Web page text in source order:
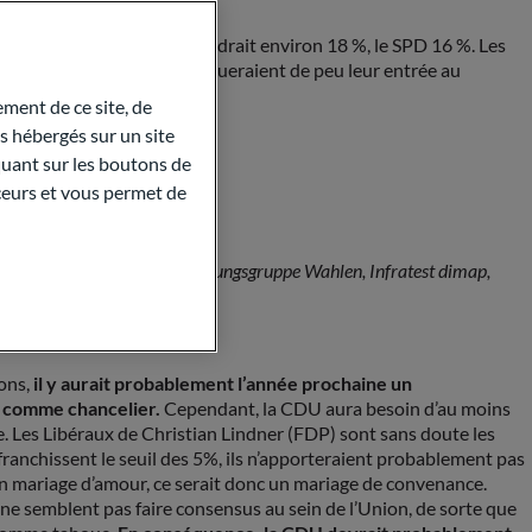
Bundestag. L’AfD atteindrait environ 18 %, le SPD 16 %. Les
le FDP et Die Linke manqueraient de peu leur entrée au
DES SONDAGES
de FORSA, Forschungsgruppe Wahlen, Infratest dimap,
il y aurait probablement l’année prochaine un
chancelier. Cependant, la CDU aura besoin d’au moins
Libéraux de Christian Lindner (FDP) sont sans doute les
le seuil des 5%, ils n’apporteraient probablement pas
d’amour, ce serait donc un mariage de convenance.
pas faire consensus au sein de l’Union, de sorte que
de ce site, de
hébergés sur un site
sur les boutons de
et vous permet de